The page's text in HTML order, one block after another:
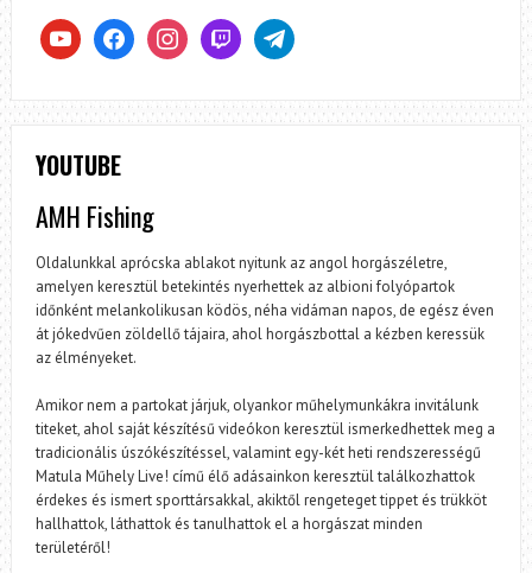
youtube facebookinstagramtwitch telegram
YOUTUBE
AMH Fishing
Oldalunkkal aprócska ablakot nyitunk az angol horgászéletre,
amelyen keresztül betekintés nyerhettek az albioni folyópartok
időnként melankolikusan ködös, néha vidáman napos, de egész éven
át jókedvűen zöldellő tájaira, ahol horgászbottal a kézben keressük
az élményeket.
Amikor nem a partokat járjuk, olyankor műhelymunkákra invitálunk
titeket, ahol saját készítésű videókon keresztül ismerkedhettek meg a
tradicionális úszókészítéssel, valamint egy-két heti rendszerességű
Matula Műhely Live! című élő adásainkon keresztül találkozhattok
érdekes és ismert sporttársakkal, akiktől rengeteget tippet és trükköt
hallhattok, láthattok és tanulhattok el a horgászat minden
területéről!